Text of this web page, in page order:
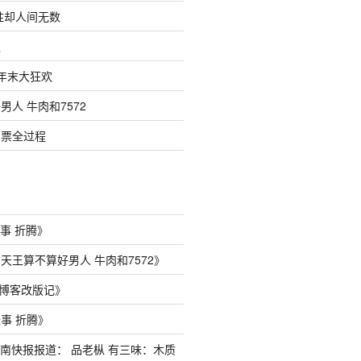
人间无数
末大狂欢
人 牛肉和7572
全过程
折腾》
王算不算好男人 牛肉和7572》
客改版记》
折腾》
快报报道： 品老枞 有三味：木质